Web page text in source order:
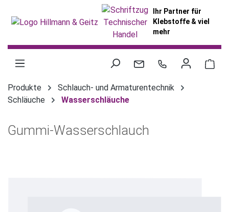
Ihr Partner für
Klebstoffe & viel
mehr
Produkte
Schlauch- und Armaturentechnik
Schläuche
Wasserschläuche
Gummi-Wasserschlauch